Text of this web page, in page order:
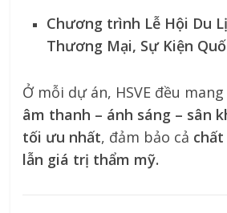
Chương trình Lễ Hội Du
Thương Mại, Sự Kiện
Ở mỗi dự án, HSVE đều
âm thanh – ánh sáng – sân
tối ưu nhất, đảm bảo cả
lẫn giá trị thẩm mỹ.